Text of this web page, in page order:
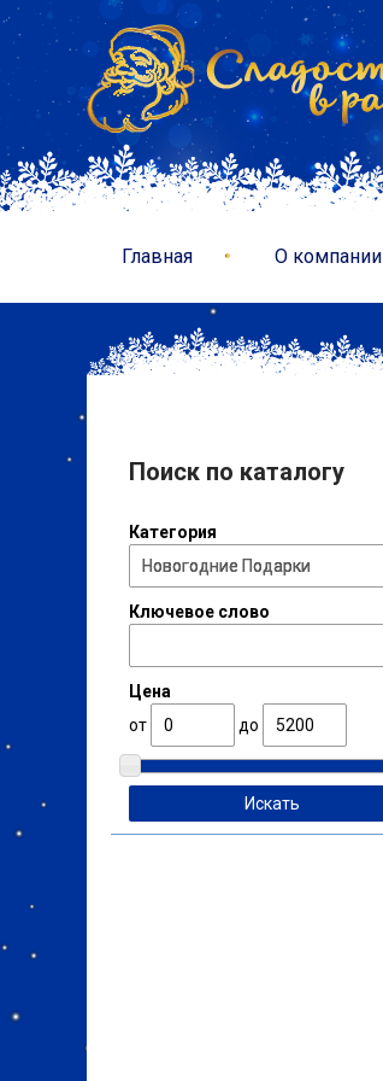
Главная О компании
Поиск по каталогу
Категория
Ключевое слово
Цена
от
до